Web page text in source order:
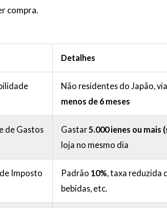
compra.
Detalhes
Não residentes do Japão,
menos de 6 meses
de Gastos Gastar 5.000 ienes ou mais
loja no mesmo dia
Imposto Padrão 10% , taxa reduzida
bebidas, etc.